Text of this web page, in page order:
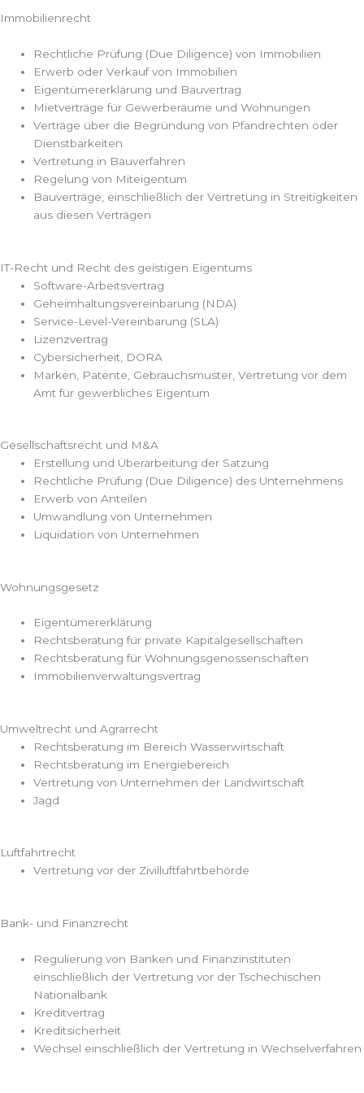
Immobilienrecht
Rechtliche Prüfung (Due Diligence) von Immobilien
Erwerb oder Verkauf von Immobilien
Eigentümererklärung und Bauvertrag
Mietverträge für Gewerberäume und Wohnungen
Verträge über die Begründung von Pfandrechten oder
Dienstbarkeiten
Vertretung in Bauverfahren
Regelung von Miteigentum
Bauverträge, einschließlich der Vertretung in Streitigkeiten
aus diesen Verträgen
IT-Recht und Recht des geistigen Eigentums
Software-Arbeitsvertrag
Geheimhaltungsvereinbarung (NDA)
Service-Level-Vereinbarung (SLA)
Lizenzvertrag
Cybersicherheit, DORA
Marken, Patente, Gebrauchsmuster, Vertretung vor dem
Amt für gewerbliches Eigentum
Gesellschaftsrecht und M&A
Erstellung und Überarbeitung der Satzung
Rechtliche Prüfung (Due Diligence) des Unternehmens
Erwerb von Anteilen
Umwandlung von Unternehmen
Liquidation von Unternehmen
Wohnungsgesetz
Eigentümererklärung
Rechtsberatung für private Kapitalgesellschaften
Rechtsberatung für Wohnungsgenossenschaften
Immobilienverwaltungsvertrag
Umweltrecht und Agrarrecht
Rechtsberatung im Bereich Wasserwirtschaft
Rechtsberatung im Energiebereich
Vertretung von Unternehmen der Landwirtschaft
Jagd
Luftfahrtrecht
Vertretung vor der Zivilluftfahrtbehörde
Bank- und Finanzrecht
Regulierung von Banken und Finanzinstituten
einschließlich der Vertretung vor der Tschechischen
Nationalbank
Kreditvertrag
Kreditsicherheit
Wechsel einschließlich der Vertretung in Wechselverfahren